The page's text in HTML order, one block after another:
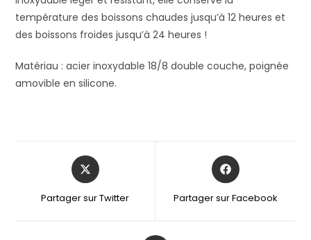
température des boissons chaudes jusqu’à 12 heures et
des boissons froides jusqu’à 24 heures !
Matériau : acier inoxydable 18/8 double couche, poignée
amovible en silicone.
Partager sur Twitter Partager sur Facebook